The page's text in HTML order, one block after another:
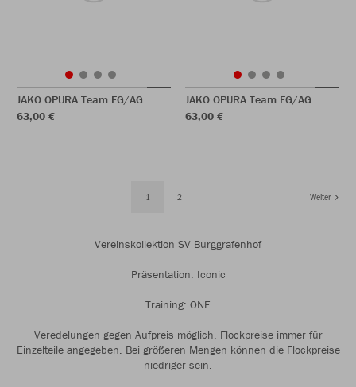
JAKO OPURA Team FG/AG
63,00 €
JAKO OPURA Team FG/AG
63,00 €
1 2 Weiter
Vereinskollektion SV Burggrafenhof
Präsentation: Iconic
Training: ONE
Veredelungen gegen Aufpreis möglich. Flockpreise immer für
Einzelteile angegeben. Bei größeren Mengen können die Flockpreise
niedriger sein.